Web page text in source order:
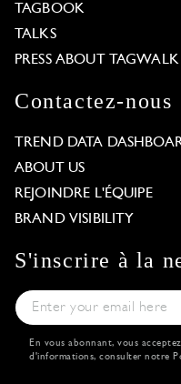
TAGBOOK
TALKS
PRESS ABOUT TAGWALK
Contactez-nous
TREND DATA
ABOUT US
REJOINDRE L'ÉQUIPE
BRAND VISIBILITY
S'inscrire à la
En vous abonnant, vous
d'informations, consulter notre